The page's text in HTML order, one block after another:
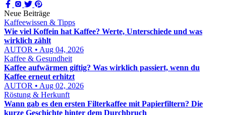
Neue Beiträge
Kaffeewissen & Tipps
Wie viel Koffein hat Kaffee? Werte, Unterschiede und was
wirklich zählt
AUTOR • Aug 04, 2026
Kaffee & Gesundheit
Kaffee aufwärmen giftig? Was wirklich passiert, wenn du
Kaffee erneut erhitzt
AUTOR • Aug 02, 2026
Röstung & Herkunft
Wann gab es den ersten Filterkaffee mit Papierfiltern? Die
kurze Geschichte hinter dem Durchbruch